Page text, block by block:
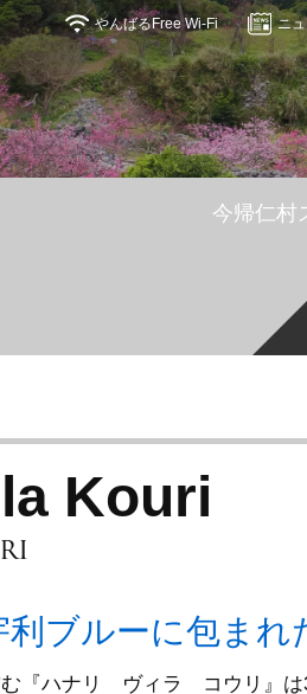
やんばるFree Wi-Fi ニ
今帰仁村
Kouri
利ブルーに包ま
『ハナリ ヴィラ コウリ』は